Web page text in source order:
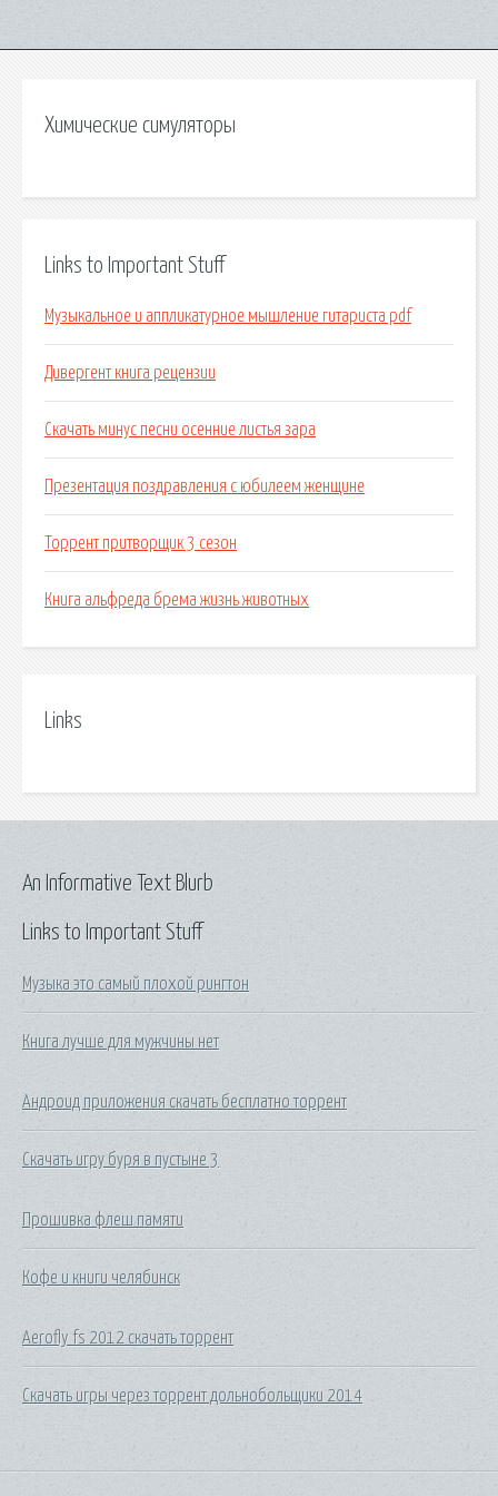
Химические симуляторы
Links to Important Stuff
Музыкальное и аппликатурное мышление гитариста pdf
Дивергент книга рецензии
Скачать минус песни осенние листья зара
Презентация поздравления с юбилеем женщине
Торрент притворщик 3 сезон
Книга альфреда брема жизнь животных
Links
Links to Important Stuff
Музыка это самый плохой рингтон
Книга лучше для мужчины нет
Андроид приложения скачать бесплатно торрент
Скачать игру буря в пустыне 3
Прошивка флеш памяти
Кофе и книги челябинск
Aerofly fs 2012 скачать торрент
Скачать игры через торрент дольнобольщики 2014
An Informative Text Blurb